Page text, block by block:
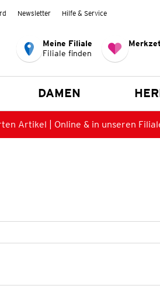
Newsletter Hilfe & Service
Meine Filiale
Filiale finden
DAMEN
Artikel | Online & in unseren